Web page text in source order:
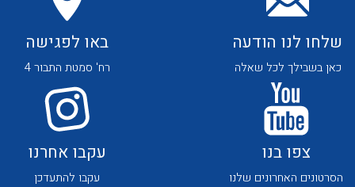
לכל מוצרי היצרן לכל מוצרי היצרן
שלחו לנו הודעה
כאן בשבילך לכל שאלה
באו לפגישה
רח' סמטת התבור 4
צפו בנו
הסרטונים האחרונים שלנו
עקבו אחרנו
עקבו להתעדכן